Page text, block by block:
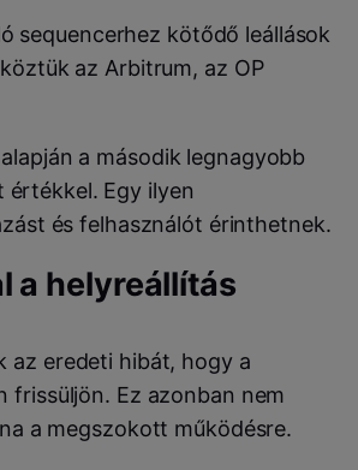
sequencerhez kötődő leállások
az Arbitrum, az OP
a második legnagyobb
értékkel. Egy ilyen
és felhasználót érinthetnek.
a helyreállítás
az eredeti hibát, hogy a
frissüljön. Ez azonban nem
a megszokott működésre.